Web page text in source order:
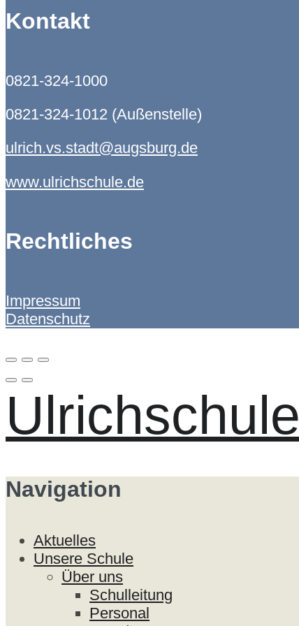
Kontakt
0821-324-1000
0821-324-1012 (Außenstelle)
ulrich.vs.stadt@augsburg.de
www.ulrichschule.de
Rechtliches
Impressum
Datenschutz
Ulrichschule
Navigation
Aktuelles
Unsere Schule
Über uns
Schulleitung
Personal